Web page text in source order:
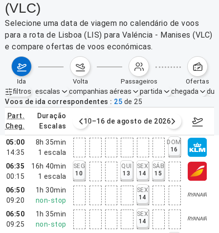
(VLC)
Selecione uma data de viagem no calendário de voos
para a rota de Lisboa (LIS) para Valéncia - Manises (VLC)
e compare ofertas de voos económicas.
ida volta passageiros ofertas
filtros
Filtros ativos nenhum
escalas companhias aéreas partida chegada
Voos de ida correspondentes
25 de 25
part.
cheg.
duração
escalas
agosto de 2026 10–16 de agosto de 2026 17–23
05:00
14:35
8h 35min
1 escala
DOM
16
06:35
00:15
16h 40min
1 escala
SEG
10
QUI
13
SEX
14
SÁB
15
06:50
09:20
1h 30min
non-stop
SEX
14
06:50
09:25
1h 35min
non-stop
SEX
14